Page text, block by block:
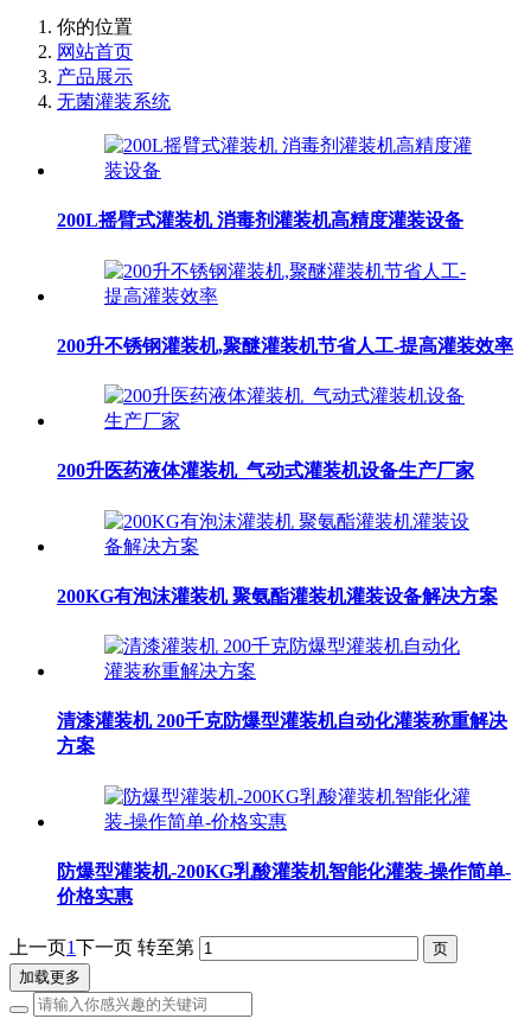
你的位置
网站首页
产品展示
无菌灌装系统
200L摇臂式灌装机 消毒剂灌装机高精度灌装设备
200升不锈钢灌装机,聚醚灌装机节省人工-提高灌装效率
200升医药液体灌装机_气动式灌装机设备生产厂家
200KG有泡沫灌装机 聚氨酯灌装机灌装设备解决方案
清漆灌装机 200千克防爆型灌装机自动化灌装称重解决
方案
防爆型灌装机-200KG乳酸灌装机智能化灌装-操作简单-
价格实惠
上一页1下一页 转至第
加载更多